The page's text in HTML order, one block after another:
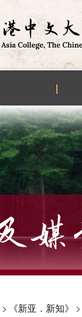
|
> 《新亚．新知》 >